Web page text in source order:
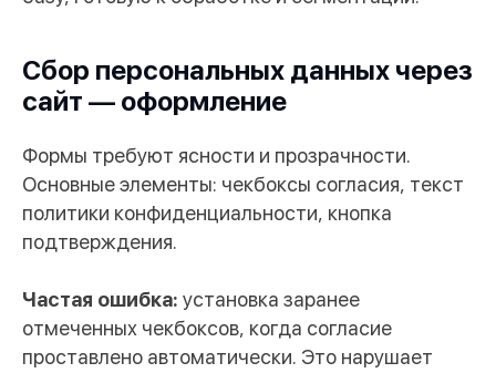
Сбор персональных данных через
сайт — оформление
Формы требуют ясности и прозрачности.
Основные элементы: чекбоксы согласия, текст
политики конфиденциальности, кнопка
подтверждения.
Частая ошибка: установка заранее
отмеченных чекбоксов, когда согласие
проставлено автоматически. Это нарушает